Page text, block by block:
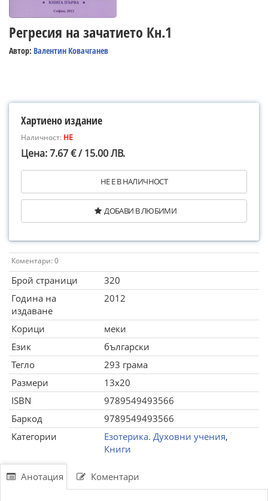
Регресия на зачатието Кн.1
Автор: Валентин Ковачганев
Хартиено издание
Наличност: НЕ
Цена: 7.67 € / 15.00 ЛВ.
НЕ Е В НАЛИЧНОСТ
ДОБАВИ В ЛЮБИМИ
Коментари: 0
Брой страници
320
Година на
издаване
2012
Корици
меки
Език
български
Тегло
293 грама
Размери
13x20
ISBN
9789549493566
Баркод
9789549493566
Категории
Езотерика. Духовни учения,
Книги
Анотация Коментари